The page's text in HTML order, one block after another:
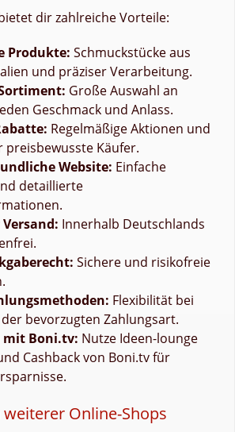
dir zahlreiche Vorteile:
Produkte: Schmuckstücke aus
und präziser Verarbeitung.
Große Auswahl an
Geschmack und Anlass.
Regelmäßige Aktionen und
preisbewusste Käufer.
Website: Einfache
detaillierte
Innerhalb Deutschlands
Sichere und risikofreie
Flexibilität bei
bevorzugten Zahlungsart.
mit Boni.tv: Nutze Ideen-lounge
Cashback von Boni.tv für
Online-Shops